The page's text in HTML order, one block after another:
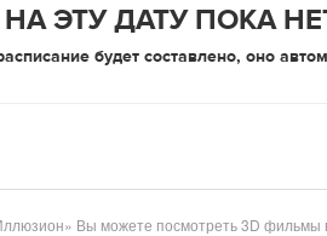
НА ЭТУ ДАТУ ПОКА
будет составлено, оно
Вы можете посмотреть 3D